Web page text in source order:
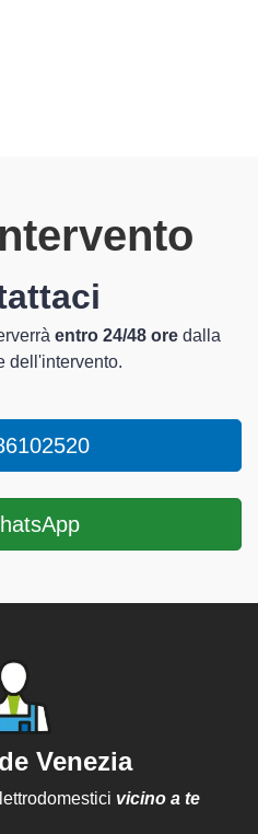
entro 24/48 ore dalla
dell'intervento.
Venezia
vicino a te